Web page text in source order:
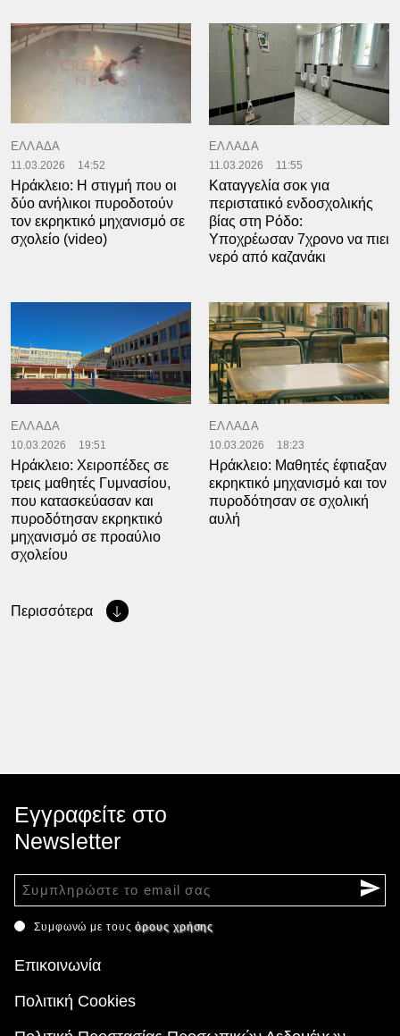
ΕΛΛΑΔΑ
11.03.2026 14:52
Ηράκλειο: Η στιγμή που οι
δύο ανήλικοι πυροδοτούν
τον εκρηκτικό μηχανισμό σε
σχολείο (video)
ΕΛΛΑΔΑ
11.03.2026 11:55
Καταγγελία σοκ για
περιστατικό ενδοσχολικής
βίας στη Ρόδο:
Υποχρέωσαν 7χρονο να πιει
νερό από καζανάκι
ΕΛΛΑΔΑ
10.03.2026 19:51
Ηράκλειο: Χειροπέδες σε
τρεις μαθητές Γυμνασίου,
που κατασκεύασαν και
πυροδότησαν εκρηκτικό
μηχανισμό σε προαύλιο
σχολείου
ΕΛΛΑΔΑ
10.03.2026 18:23
Ηράκλειο: Μαθητές έφτιαξαν
εκρηκτικό μηχανισμό και τον
πυροδότησαν σε σχολική
αυλή
Περισσότερα
Εγγραφείτε στο
Newsletter
Συμφωνώ με τουςόρους χρήσης
Επικοινωνία
Πολιτική Cookies